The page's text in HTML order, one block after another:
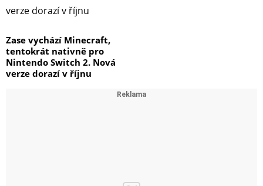
Zase vychází Minecraft,
tentokrát nativně pro
Nintendo Switch 2. Nová
verze dorazí v říjnu